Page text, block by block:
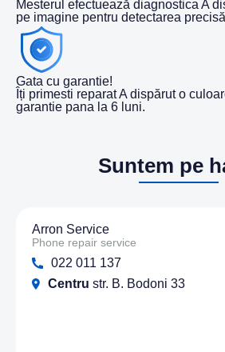
Mesterul efectuează diagnostica A
pe imagine pentru detectarea
Gata cu garantie!
Îți primesti reparat A dispărut o
garantie pana la 6 luni.
Suntem pe
Arron Service
Phone repair service
022 011 137
Centru str. B. Bodoni 33